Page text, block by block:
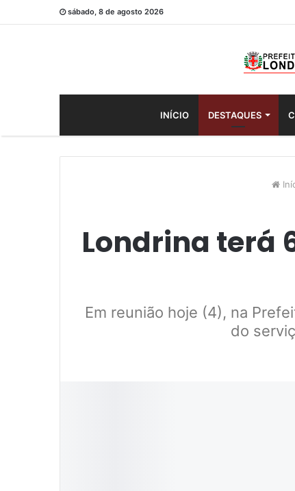
sábado, 8 de agosto 2026
INÍCIO DESTAQUES
Londrina terá
Em reunião hoje (4), na
do